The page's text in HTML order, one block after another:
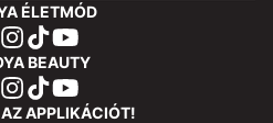
ÉLETMÓD
BEAUTY
APPLIKÁCIÓT!